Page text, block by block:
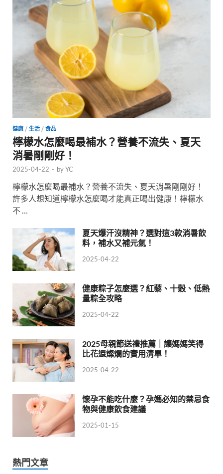
健康 / 生活 / 食品
檸檬水怎麼喝最補水？營養不流失、夏天
消暑剛剛好！
2025-04-22 - byYC
檸檬水怎麼喝最補水？營養不流失、夏天消暑剛剛好！
許多人想知道檸檬水怎麼喝才能真正喝出健康！檸檬水
不 …
夏天爆汗沒精神？選對這3款消暑飲
料，補水又補元氣！
2025-04-22
健康粽子怎麼選？紅藜、十穀、低熱
量粽全攻略
2025-04-22
2025母親節送禮推薦｜讓媽媽笑得
比花還燦爛的實用清單！
2025-04-22
懷孕不能吃什麼？孕媽必知的禁忌食
物與健康飲食建議
2025-01-15
熱門文章